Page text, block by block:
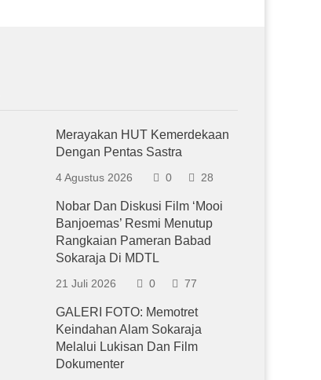
Merayakan HUT Kemerdekaan
Dengan Pentas Sastra
4 Agustus 2026 0 28
Nobar Dan Diskusi Film ‘Mooi
Banjoemas’ Resmi Menutup
Rangkaian Pameran Babad
Sokaraja Di MDTL
21 Juli 2026 0 77
GALERI FOTO: Memotret
Keindahan Alam Sokaraja
Melalui Lukisan Dan Film
Dokumenter